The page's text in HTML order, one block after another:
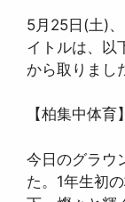
5月25日(土)
イトルは、以
から取りまし
【柏集中体育】
今日のグラウ
た。1年生初